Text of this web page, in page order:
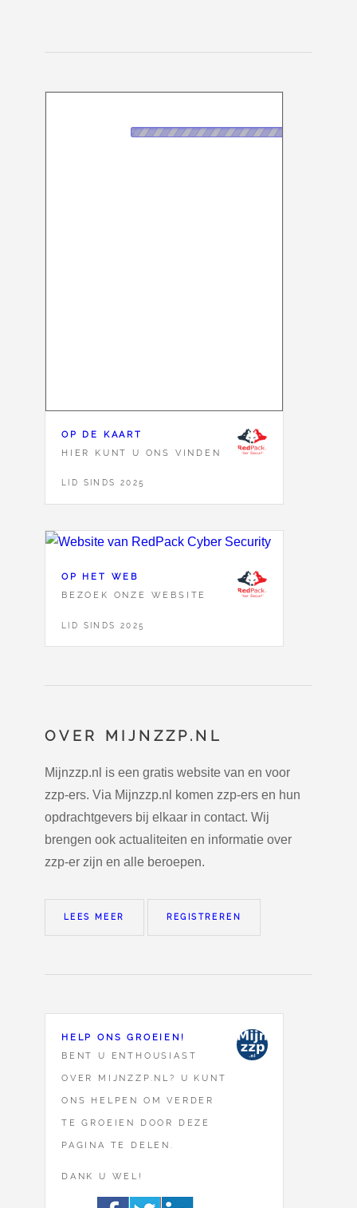
OP DE KAART
HIER KUNT U ONS VINDEN
LID SINDS 2025
OP HET WEB
BEZOEK ONZE WEBSITE
LID SINDS 2025
OVER MIJNZZP.NL
Mijnzzp.nl is een gratis website van en voor
zzp-ers. Via Mijnzzp.nl komen zzp-ers en hun
opdrachtgevers bij elkaar in contact. Wij
brengen ook actualiteiten en informatie over
zzp-er zijn en alle beroepen.
LEES MEER REGISTREREN
HELP ONS GROEIEN!
BENT U ENTHOUSIAST
OVER MIJNZZP.NL? U KUNT
ONS HELPEN OM VERDER
TE GROEIEN DOOR DEZE
PAGINA TE DELEN.
DANK U WEL!